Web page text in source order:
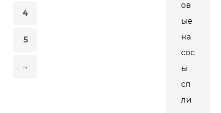
4
5
→
ов
ые
на
сос
ы
сп
ли